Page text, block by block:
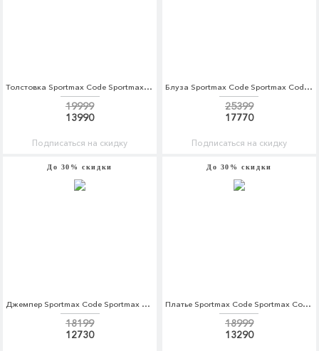
Толстовка Sportmax Code Sportmax Code SP027EWBSXO5
19999
13990
Подписаться на скидку
Блуза Sportmax Code Sportmax Code SP027EWBSXM4
25399
17770
Подписаться на скидку
До 30% скидки
Джемпер Sportmax Code Sportmax Code SP027EWTMH08
18199
12730
До 30% скидки
Платье Sportmax Code Sportmax Code SP027EWTMG91
18999
13290